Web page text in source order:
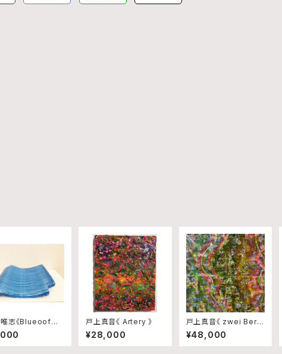
志《Blueoof〜
真ん中で輝いた
府から千葉県民
物〜》
戸上真音《 Artery 》
¥28,000
戸上真音《 zwei Berg
e 》
¥48,000